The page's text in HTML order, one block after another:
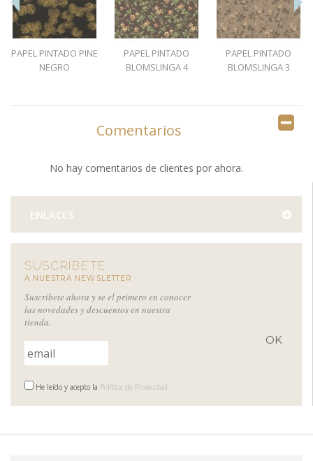
PAPEL PINTADO PINE
NEGRO
PAPEL PINTADO
BLOMSLINGA 4
PAPEL PINTADO
BLOMSLINGA 3
Comentarios
No hay comentarios de clientes por ahora.
ENLACES
SUSCRÍBETE
A NUESTRA NEWSLETTER
Suscríbete ahora y se el primero en conocer
las novedades y descuentos en nuestra
tienda.
He leído y acepto la Política de Privacidad